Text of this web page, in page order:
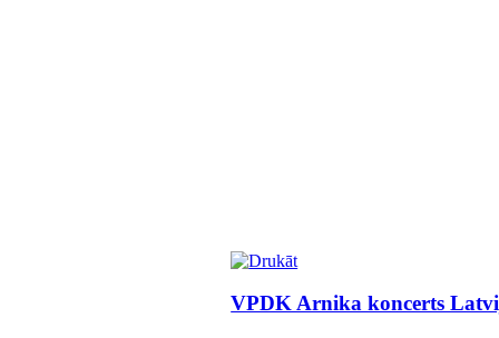
VPDK Arnika koncerts